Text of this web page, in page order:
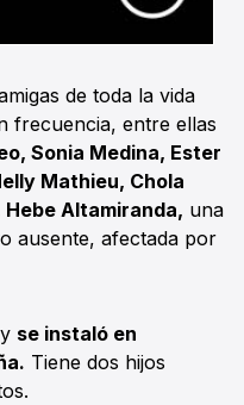
de toda la vida
frecuencia, entre ellas
Sonia Medina, Ester
Mathieu, Chola
Hebe Altamiranda, una
ausente, afectada por
se instaló en
Tiene dos hijos